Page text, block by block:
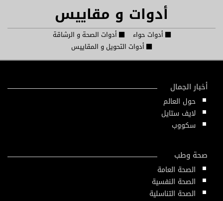
أدوات و مقاييس
أدوات حواء
أدوات الصحة و الرشاقة
أدوات التحويل و المقاييس
أخبار الجمال
حول العالم
لايف ستايل
سكووب
صحة وطب
الصحة العامة
الصحة النفسية
الصحة التناسلية